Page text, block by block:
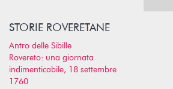
STORIE ROVERETANE
Antro delle Sibille
Rovereto: una giornata
indimenticabile, 18 settembre
1760